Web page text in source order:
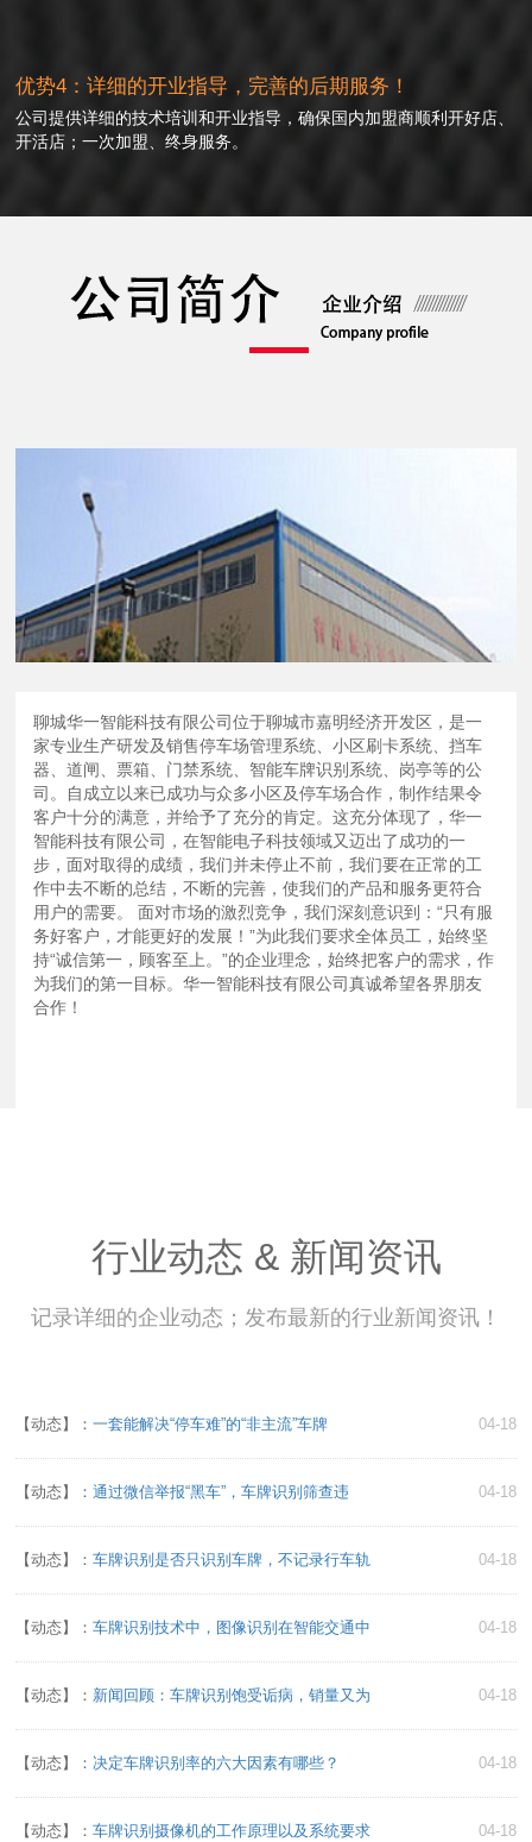
优势4：详细的开业指导，完善的后期服务！
公司提供详细的技术培训和开业指导，确保国内加盟商顺利开好店、
开活店；一次加盟、终身服务。
聊城华一智能科技有限公司位于聊城市嘉明经济开发区，是一
家专业生产研发及销售停车场管理系统、小区刷卡系统、挡车
器、道闸、票箱、门禁系统、智能车牌识别系统、岗亭等的公
司。自成立以来已成功与众多小区及停车场合作，制作结果令
客户十分的满意，并给予了充分的肯定。这充分体现了，华一
智能科技有限公司，在智能电子科技领域又迈出了成功的一
步，面对取得的成绩，我们并未停止不前，我们要在正常的工
作中去不断的总结，不断的完善，使我们的产品和服务更符合
用户的需要。 面对市场的激烈竞争，我们深刻意识到：“只有服
务好客户，才能更好的发展！”为此我们要求全体员工，始终坚
持“诚信第一，顾客至上。”的企业理念，始终把客户的需求，作
为我们的第一目标。华一智能科技有限公司真诚希望各界朋友
合作！
行业动态 & 新闻资讯
记录详细的企业动态；发布最新的行业新闻资讯！
04-18
【动态】：一套能解决“停车难”的“非主流”车牌
04-18
【动态】：通过微信举报“黑车”，车牌识别筛查违
04-18
【动态】：车牌识别是否只识别车牌，不记录行车轨
04-18
【动态】：车牌识别技术中，图像识别在智能交通中
04-18
【动态】： 新闻回顾：车牌识别饱受诟病，销量又为
04-18
【动态】：决定车牌识别率的六大因素有哪些？
04-18
【动态】：车牌识别摄像机的工作原理以及系统要求